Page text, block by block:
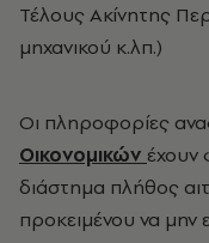
Τέλους Ακίνητης
μηχανικού κ.λπ.)
Οι πληροφορίες
Οικονομικών έχουν
διάστημα πλήθος
προκειμένου να